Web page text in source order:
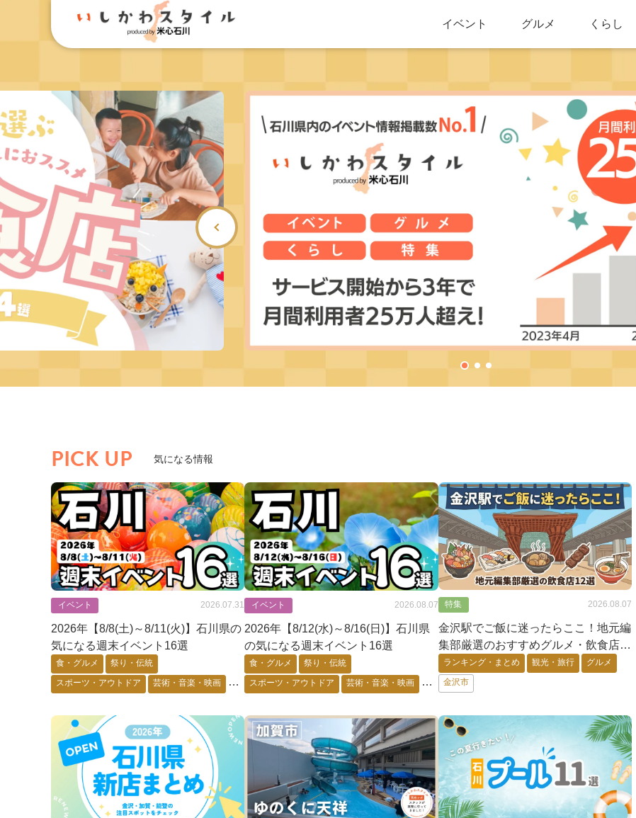
イベント グルメ くらし
PICK UP 気になる情報
イベント 2026.07.31
2026年【8/8(土)～8/11(火)】石川県の
気になる週末イベント16選
食・グルメ 祭り・伝統
スポーツ・アウトドア 芸術・音楽・映画
体験・ワーク 要予約 能登エリア 金沢市
加賀エリア
イベント 2026.08.07
2026年【8/12(水)～8/16(日)】石川県
の気になる週末イベント16選
食・グルメ 祭り・伝統
スポーツ・アウトドア 芸術・音楽・映画
体験・ワーク 能登エリア 金沢市
加賀エリア
特集 2026.08.07
金沢駅でご飯に迷ったらここ！地元編
集部厳選のおすすめグルメ・飲食店
12選【ランチ・ディナー対応】
ランキング・まとめ 観光・旅行 グルメ
金沢市